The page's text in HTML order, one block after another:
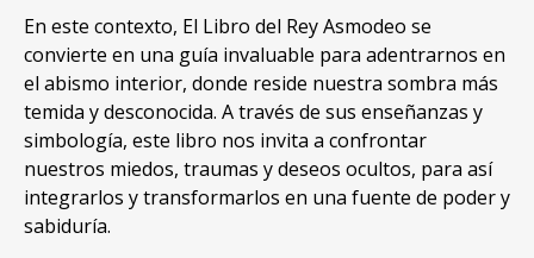
En este contexto, El Libro del Rey Asmodeo se
convierte en una guía invaluable para adentrarnos en
el abismo interior, donde reside nuestra sombra más
temida y desconocida. A través de sus enseñanzas y
simbología, este libro nos invita a confrontar
nuestros miedos, traumas y deseos ocultos, para así
integrarlos y transformarlos en una fuente de poder y
sabiduría.